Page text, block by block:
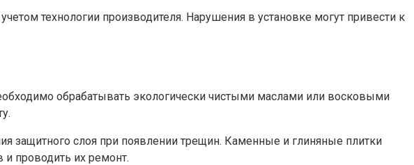
технологии производителя. Нарушения в установке могут привести к
обрабатывать экологически чистыми маслами или восковыми
защитного слоя при появлении трещин. Каменные и глиняные плитки
проводить их ремонт.